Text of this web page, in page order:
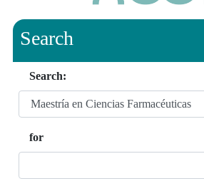
Search
Search:
for